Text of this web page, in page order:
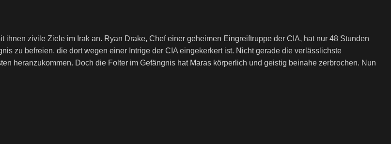
zivile Ziele im Irak an. Ryan Drake, Chef einer geheimen Eingreiftruppe der CIA, hat nur 48 Stunden
zu befreien, die dort wegen einer Intrige der CIA eingekerkert ist. Nicht gerade die verlässlichste
heranzukommen. Doch die Folter im Gefängnis hat Maras körperlich und geistig beinahe zerbrochen. Nun